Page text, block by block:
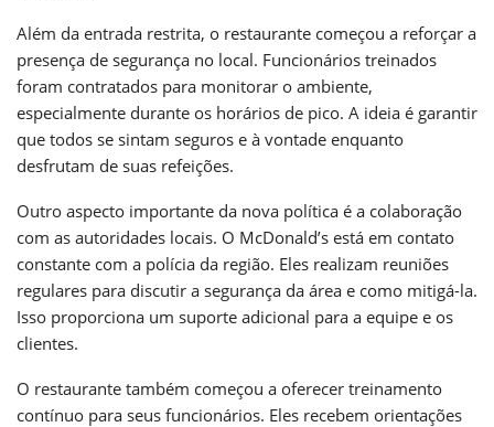
Além da entrada restrita, o restaurante começou a reforçar a
presença de segurança no local. Funcionários treinados
foram contratados para monitorar o ambiente,
especialmente durante os horários de pico. A ideia é garantir
que todos se sintam seguros e à vontade enquanto
desfrutam de suas refeições.
Outro aspecto importante da nova política é a colaboração
com as autoridades locais. O McDonald’s está em contato
constante com a polícia da região. Eles realizam reuniões
regulares para discutir a segurança da área e como mitigá-la.
Isso proporciona um suporte adicional para a equipe e os
clientes.
O restaurante também começou a oferecer treinamento
contínuo para seus funcionários. Eles recebem orientações